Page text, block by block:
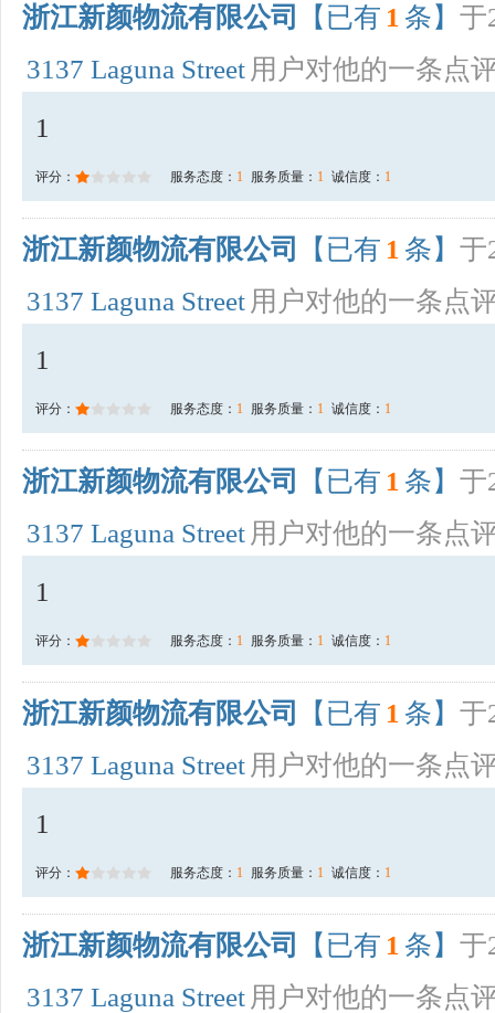
浙江新颜物流有限公司 【已有 1 条】 于
3137 Laguna Street 用户对他的一条点
1
评分： 服务态度： 1 服务质量： 1 诚信度： 1
浙江新颜物流有限公司 【已有 1 条】 于
3137 Laguna Street 用户对他的一条点
1
评分： 服务态度： 1 服务质量： 1 诚信度： 1
浙江新颜物流有限公司 【已有 1 条】 于
3137 Laguna Street 用户对他的一条点
1
评分： 服务态度： 1 服务质量： 1 诚信度： 1
浙江新颜物流有限公司 【已有 1 条】 于
3137 Laguna Street 用户对他的一条点
1
评分： 服务态度： 1 服务质量： 1 诚信度： 1
浙江新颜物流有限公司 【已有 1 条】 于
3137 Laguna Street 用户对他的一条点